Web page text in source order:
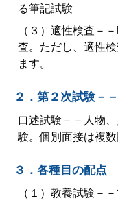
る筆記試験
（３）適性検査－
査。ただし、適性
ます。
２．第２次試験－
口述試験－－人物
験。個別面接は複数
３．各種目の配点
（１）教養試験－